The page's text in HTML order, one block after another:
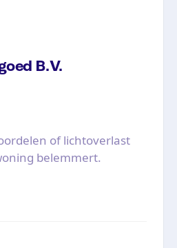
B.V.
of lichtoverlast
belemmert.